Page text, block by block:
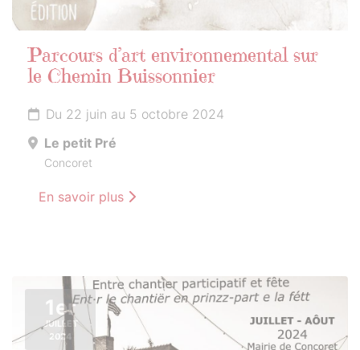
Parcours d’art environnemental sur
le Chemin Buissonnier
Du 22 juin au 5 octobre 2024
Le petit Pré
Concoret
En savoir plus
1er
JUILLET
2024